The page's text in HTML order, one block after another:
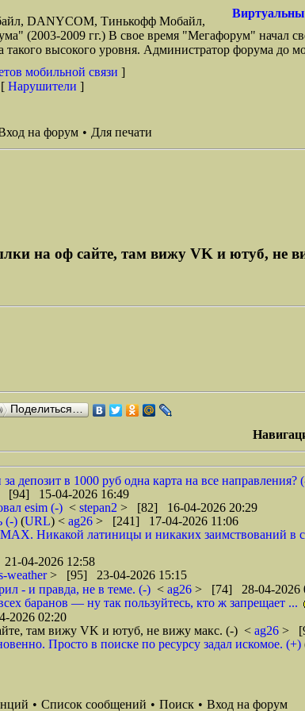
DANYCOM, Тинькофф Мобайл,
(2003-2009 гг.) В свое время "Мегафорум" начал
высокого уровня. Администратор форума до
мобильной связи ]
Нарушители ]
на форум • Для печати
на оф сайте, там вижу VK и ютуб, не
Поделиться…
депозит в 1000 руб одна карта на все направления?
[94] 15-04-2026 16:49
esim (-) < stepan2 > [82] 16-04-2026 20:29
(-) (URL) < ag26 > [241] 17-04-2026 11:06
Никакой латиницы и никаких заимствований в
04-2026 12:58
weather> [95] 23-04-2026 15:15
- и правда, не в теме. (-) < ag26 > [74] 28-04-2026
баранов — ну так пользуйтесь, кто ж запрещает ...
02:20
там вижу VK и ютуб, не вижу макс. (-) < ag26 >
Просто в поиске по ресурсу задал искомое. (+)
• Список сообщений • Поиск • Вход на форум